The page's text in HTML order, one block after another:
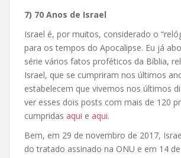
7) 70 Anos de Israel
Israel é, por muitos, considerado o
para os tempos do Apocalipse. Eu já
série vários fatos proféticos da Bíblia,
Israel, que se cumpriram nos últimos
estabelecem que vivemos nos últimos
ver esses dois posts com mais de 120
cumpridas aqui e aqui.
Bem, em 29 de novembro de 2017,
do tratado assinado na ONU e em 14